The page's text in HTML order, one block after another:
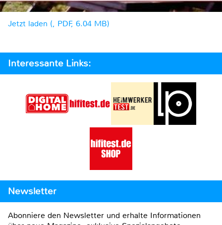
Jetzt laden (, PDF, 6.04 MB)
Interessante Links:
Newsletter
Abonniere den Newsletter und erhalte Informationen